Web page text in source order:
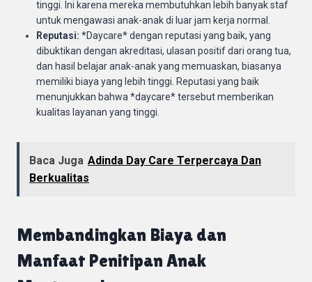
tinggi. Ini karena mereka membutuhkan lebih banyak staf
untuk mengawasi anak-anak di luar jam kerja normal.
Reputasi: *Daycare* dengan reputasi yang baik, yang
dibuktikan dengan akreditasi, ulasan positif dari orang tua,
dan hasil belajar anak-anak yang memuaskan, biasanya
memiliki biaya yang lebih tinggi. Reputasi yang baik
menunjukkan bahwa *daycare* tersebut memberikan
kualitas layanan yang tinggi.
Baca Juga Adinda Day Care Terpercaya Dan
Berkualitas
Membandingkan Biaya dan
Manfaat Penitipan Anak